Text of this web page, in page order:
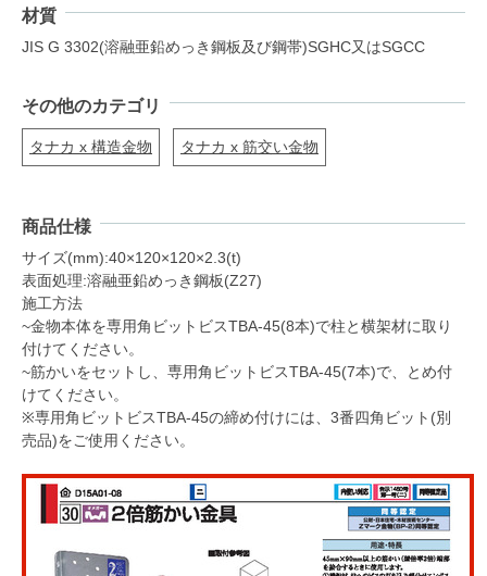
材質
JIS G 3302(溶融亜鉛めっき鋼板及び鋼帯)SGHC又はSGCC
その他のカテゴリ
タナカ x 構造金物 タナカ x 筋交い金物
商品仕様
サイズ(mm):40×120×120×2.3(t)
表面処理:溶融亜鉛めっき鋼板(Z27)
施工方法
~金物本体を専用角ビットビスTBA-45(8本)で柱と横架材に取り
付けてください。
~筋かいをセットし、専用角ビットビスTBA-45(7本)で、とめ付
けてください。
※専用角ビットビスTBA-45の締め付けには、3番四角ビット(別
売品)をご使用ください。